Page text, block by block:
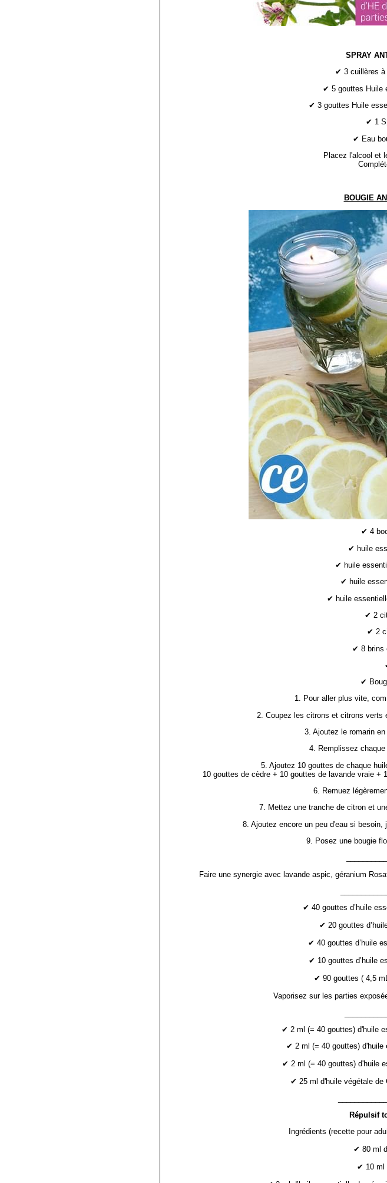
SPRAY
✔ 3 cuillères à
✔ 5 gouttes Huile
✔ 3 gouttes Huile
✔ 1
✔ Eau
Placez l'alcool et
BOUGIE
✔ 4
✔ huile
✔ huile
✔ huile
✔ huile
✔ 2
✔ 2
✔ 8 brins
✔
1. Pour aller plus vite,
2. Coupez les citrons et citrons verts
3. Ajoutez le romarin
4. Remplissez
5. Ajoutez 10 gouttes de chaque
10 gouttes de cèdre + 10 gouttes de lavande vraie +
6. Remuez
7. Mettez une tranche de citron et
8. Ajoutez encore un peu d'eau si besoin,
9. Posez une bougie
Faire une synergie avec lavande aspic, géranium
✔ 40 gouttes d’huile
✔ 20 gouttes
✔ 40 gouttes d’huile
✔ 10 gouttes d’huile
✔ 90 gouttes ( 4,5
Vaporisez sur les parties
✔ 2 ml (= 40 gouttes) d'huile
✔ 2 ml (= 40 gouttes) d'huile
✔ 2 ml (= 40 gouttes) d'huile
✔ 25 ml d'huile végétale de
Répulsif
Ingrédients (recette pour
✔ 80 ml
✔ 10 ml